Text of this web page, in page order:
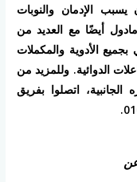
الإدمان والنوبات
أيضًا مع العديد من
الأدوية والمكملات
الدوائية. وللمزيد من
الجانبية، اتصلوا بفريق